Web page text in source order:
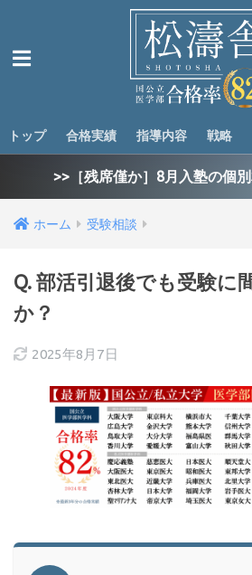
トップ 合格実績 指導内容 戦略
>>［残席僅か］8月入塾の個
ホーム 受験相談
Q. 部活引退後でも受験に
か？
2025年8月7日